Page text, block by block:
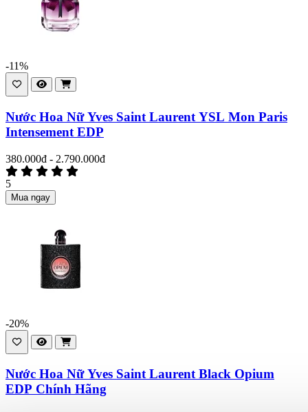
-11%
Nước Hoa Nữ Yves Saint Laurent YSL Mon Paris
Intensement EDP
380.000đ - 2.790.000đ
5
Mua ngay
-20%
Nước Hoa Nữ Yves Saint Laurent Black Opium
EDP Chính Hãng